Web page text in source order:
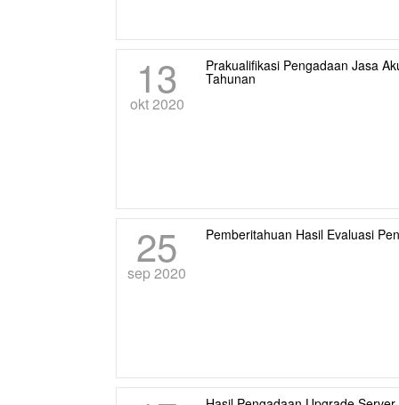
13
okt 2020
Prakualifikasi Pengadaan Jasa
Tahunan
25
sep 2020
Pemberitahuan Hasil Evaluasi